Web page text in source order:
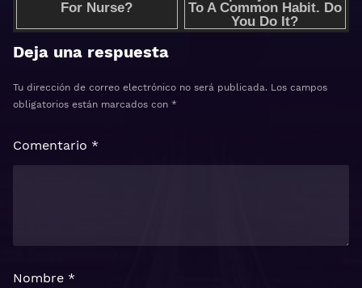
Deja una respuesta
Tu dirección de correo electrónico no será publicada. Los campos
obligatorios están marcados con *
Comentario *
Nombre *